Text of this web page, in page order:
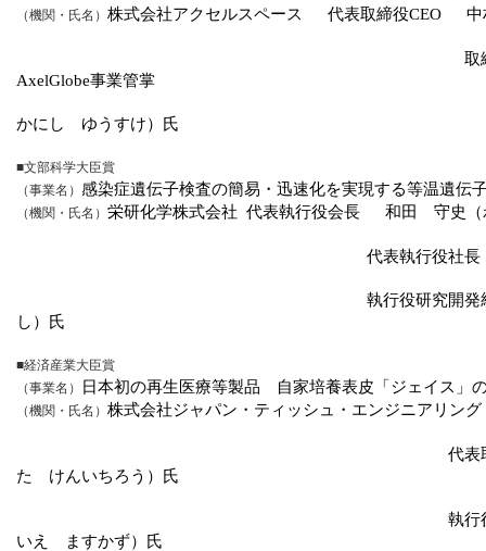
（機関・氏名） 株式会社アクセルスペース 代表取締役CEO
取
AxelGlobe事業管掌
かにし ゆうすけ）氏
■文部科学大臣賞
（事業名） 感染症遺伝子検査の簡易・迅速化を実現する等温遺伝
（機関・氏名） 栄研化学株式会社 代表執行役会長 和田 守史（
代表執行役社長
執行役研究開発
し）氏
■経済産業大臣賞
（事業名）
日本初の再生医療等製品 自家培養表皮「ジェイス」
（機関・氏名） 株式会社ジャパン・ティッシュ・エンジニアリング
代表
た けんいちろう）氏
執
いえ ますかず）氏